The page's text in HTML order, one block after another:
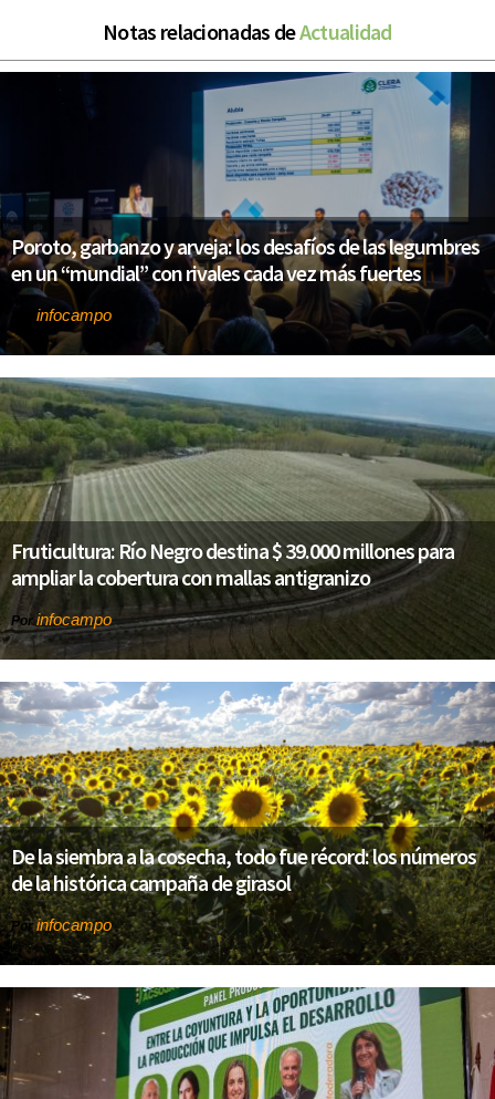
Notas relacionadas deActualidad
Poroto, garbanzo y arveja: los desafíos de las legumbres
en un “mundial” con rivales cada vez más fuertes
infocampo
Fruticultura: Río Negro destina $ 39.000 millones para
ampliar la cobertura con mallas antigranizo
Por infocampo
De la siembra a la cosecha, todo fue récord: los números
de la histórica campaña de girasol
Porinfocampo